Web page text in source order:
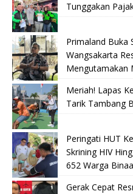
Tunggakan
Primaland Buka
Wangsakarta
Mengutamakan
Meriah! Lapas
Tarik Tambang
Peringati HUT
Skrining HIV
652 Warga
Gerak Cepat